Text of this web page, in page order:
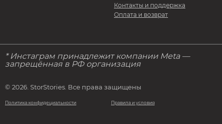
Контакты и поддержка
Оплата и возврат
* Инстаграм принадлежит компании Meta —
запрещённая в РФ организация
© 2026. StorStories. Все права защищены
Политика конфидециальности Правила и условия